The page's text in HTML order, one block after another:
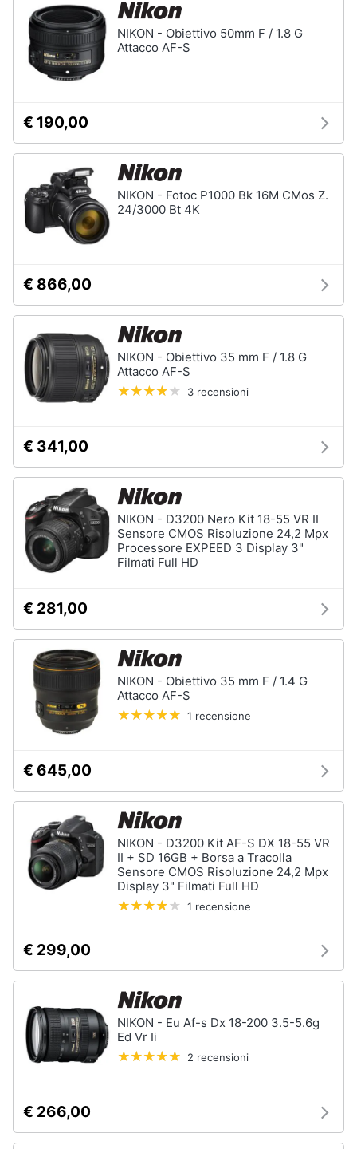
Abbigliamento
Sport
Motori
Libri,
cd
Festività
e
ricorrenze
Promozioni
Servizi
Assistenza
clienti
Esci
NIKON - Obiettivo 50mm F / 1.8 G
Attacco AF-S
€ 190,00
NIKON - Fotoc P1000 Bk 16M CMos Z.
24/3000 Bt 4K
€ 866,00
NIKON - Obiettivo 35 mm F / 1.8 G
Attacco AF-S
3 recensioni
€ 341,00
NIKON - D3200 Nero Kit 18-55 VR II
Sensore CMOS Risoluzione 24,2 Mpx
Processore EXPEED 3 Display 3"
Filmati Full HD
€ 281,00
NIKON - Obiettivo 35 mm F / 1.4 G
Attacco AF-S
1 recensione
€ 645,00
NIKON - D3200 Kit AF-S DX 18-55 VR
II + SD 16GB + Borsa a Tracolla
Sensore CMOS Risoluzione 24,2 Mpx
Display 3" Filmati Full HD
1 recensione
€ 299,00
NIKON - Eu Af-s Dx 18-200 3.5-5.6g
Ed Vr Ii
2 recensioni
€ 266,00